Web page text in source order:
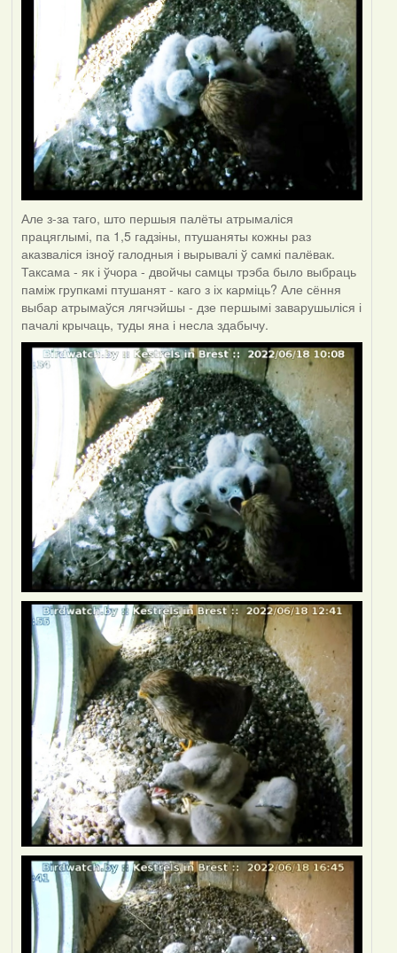
Але з-за таго, што першыя палёты атрымаліся
працяглымі, па 1,5 гадзіны, птушаняты кожны раз
аказваліся ізноў галодныя і вырывалі ў самкі палёвак.
Таксама - як і ўчора - двойчы самцы трэба было выбраць
паміж групкамі птушанят - каго з іх карміць? Але сёння
выбар атрымаўся лягчэйшы - дзе першымі заварушыліся і
пачалі крычаць, туды яна і несла здабычу.